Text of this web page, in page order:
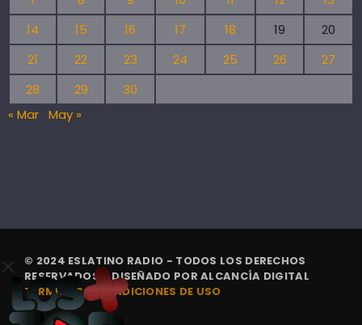
14
15 16 17 18 19
20
21
22 23 24 25 26
27
28
29
30
« Mar May »
© 2024 ESLATINO RADIO - TODOS LOS DERECHOS
RESERVADOS. | DISEÑADO PORALCANCÍA DIGITAL
TÉRMINOS Y CONDICIONES DE USO